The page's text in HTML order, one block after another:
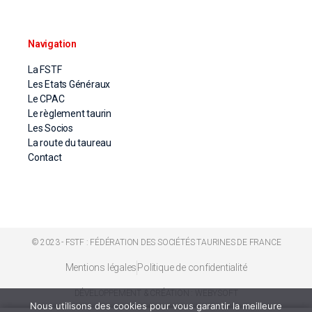
Navigation
La FSTF
Les Etats Généraux
Le CPAC
Le règlement taurin
Les Socios
La route du taureau
Contact
© 2023 - FSTF : FÉDÉRATION DES SOCIÉTÉS TAURINES DE FRANCE
Mentions légales Politique de confidentialité
Nous utilisons des cookies pour vous garantir la meilleure